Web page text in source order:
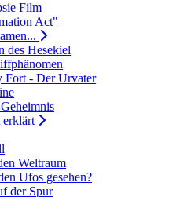
Film
Act"
des Hesekiel
Fort - Der Urvater
Weltraum
Ufos gesehen?
der Spur